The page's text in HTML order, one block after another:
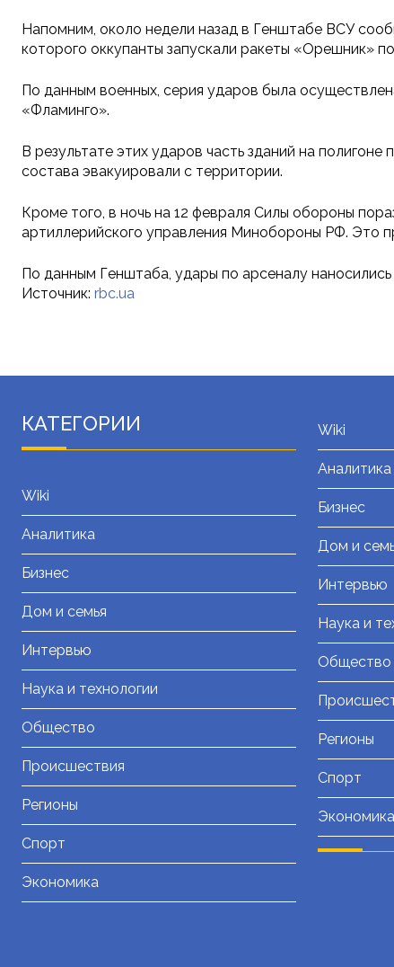
Напомним, около недели назад в Генштабе ВСУ
которого оккупанты запускали ракеты «Орешник»
По данным военных, серия ударов была
«Фламинго».
В результате этих ударов часть зданий на
состава эвакуировали с территории.
Кроме того, в ночь на 12 февраля Силы обороны
артиллерийского управления Минобороны РФ. Это
По данным Генштаба, удары по арсеналу
Источник: rbc.ua
КАТЕГОРИИ
Wiki
Аналитика
Бизнес
Дом и семья
Интервью
Наука и технологии
Общество
Происшествия
Регионы
Спорт
Экономика
Wiki
Аналитика
Бизнес
Дом и
Интервью
Наука и
Общество
Регионы
Спорт
Экономика